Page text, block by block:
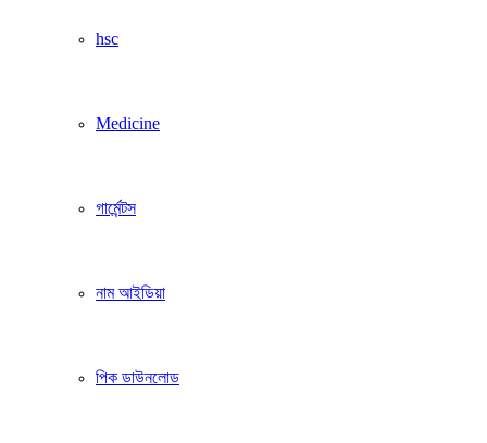
hsc
Medicine
গার্মেন্টস
নাম আইডিয়া
পিক ডাউনলোড